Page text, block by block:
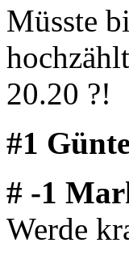
Müsste
20.20 ?!
#1
# -1
Werde